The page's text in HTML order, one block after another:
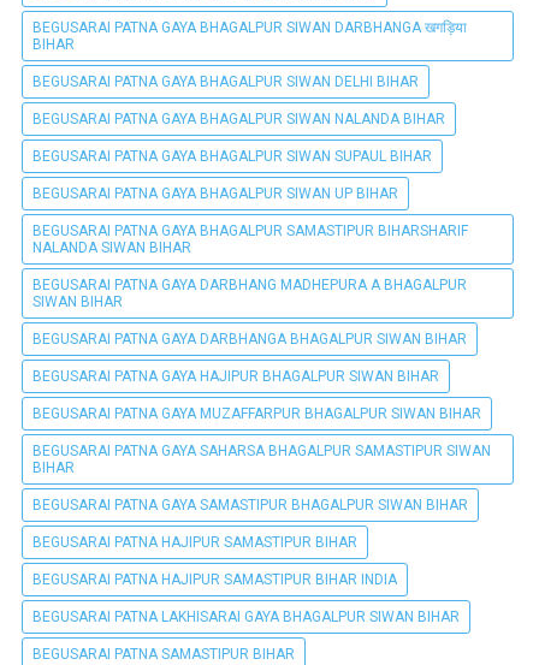
BEGUSARAI PATNA GAYA BHAGALPUR SIWAN DARBHANGA खगड़िया
BIHAR
BEGUSARAI PATNA GAYA BHAGALPUR SIWAN DELHI BIHAR
BEGUSARAI PATNA GAYA BHAGALPUR SIWAN NALANDA BIHAR
BEGUSARAI PATNA GAYA BHAGALPUR SIWAN SUPAUL BIHAR
BEGUSARAI PATNA GAYA BHAGALPUR SIWAN UP BIHAR
BEGUSARAI PATNA GAYA BHAGALPUR SAMASTIPUR BIHARSHARIF
NALANDA SIWAN BIHAR
BEGUSARAI PATNA GAYA DARBHANG MADHEPURA A BHAGALPUR
SIWAN BIHAR
BEGUSARAI PATNA GAYA DARBHANGA BHAGALPUR SIWAN BIHAR
BEGUSARAI PATNA GAYA HAJIPUR BHAGALPUR SIWAN BIHAR
BEGUSARAI PATNA GAYA MUZAFFARPUR BHAGALPUR SIWAN BIHAR
BEGUSARAI PATNA GAYA SAHARSA BHAGALPUR SAMASTIPUR SIWAN
BIHAR
BEGUSARAI PATNA GAYA SAMASTIPUR BHAGALPUR SIWAN BIHAR
BEGUSARAI PATNA HAJIPUR SAMASTIPUR BIHAR
BEGUSARAI PATNA HAJIPUR SAMASTIPUR BIHAR INDIA
BEGUSARAI PATNA LAKHISARAI GAYA BHAGALPUR SIWAN BIHAR
BEGUSARAI PATNA SAMASTIPUR BIHAR